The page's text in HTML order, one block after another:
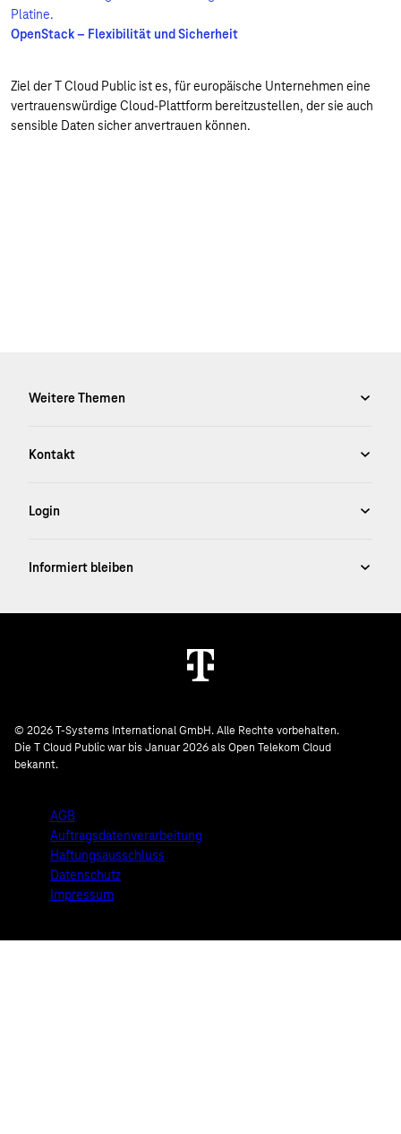
OpenStack – Flexibilität und Sicherheit
Ziel der T Cloud Public ist es, für europäische Unternehmen eine
vertrauenswürdige Cloud-Plattform bereitzustellen, der sie auch
sensible Daten sicher anvertrauen können.
© 2026 T-Systems International GmbH. Alle Rechte vorbehalten.
Die T Cloud Public war bis Januar 2026 als Open Telekom Cloud
bekannt.
AGB
Auftragsdatenverarbeitung
Haftungsausschluss
Datenschutz
Impressum